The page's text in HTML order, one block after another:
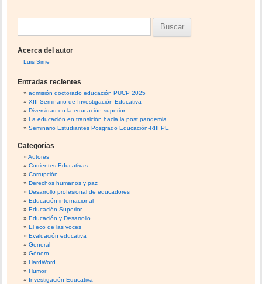
g
e
o
o
k
tir
r
a
c
o
r
Acerca del autor
Luis Sime
Entradas recientes
admisión doctorado educación PUCP 2025
XIII Seminario de Investigación Educativa
Diversidad en la educación superior
La educación en transición hacia la post pandemia
Seminario Estudiantes Posgrado Educación-RIIFPE
Categorías
Autores
Corrientes Educativas
Corrupción
Derechos humanos y paz
Desarrollo profesional de educadores
Educación internacional
Educación Superior
Educación y Desarrollo
El eco de las voces
Evaluación educativa
General
Género
HardWord
Humor
Investigación Educativa